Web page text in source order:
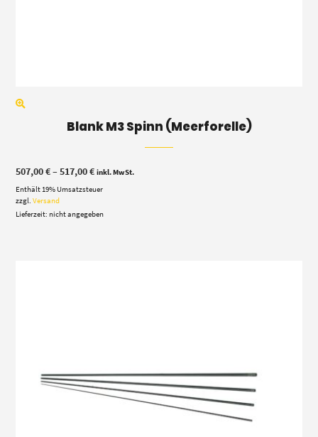
Blank M3 Spinn (Meerforelle)
507,00€–517,00€Preisspanne:
bis
inkl. MwSt.
Enthält 19% Umsatzsteuer
zzgl.Versand
Lieferzeit: nicht angegeben